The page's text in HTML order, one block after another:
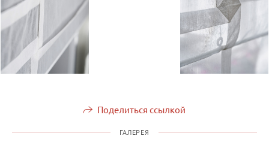
Поделиться ссылкой
ГАЛЕРЕЯ